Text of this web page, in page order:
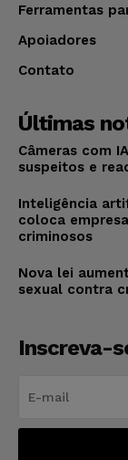
Ferramentas
Apoiadores
Contato
Últimas
Câmeras com
suspeitos e
Inteligência
coloca
criminosos
Nova lei
sexual contra
Inscreva-